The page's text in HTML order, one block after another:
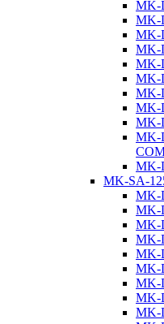
MK-
MK-
MK-
MK-
MK-
MK-
MK-
MK-
MK-
MK-
MK-
MK-SA-
MK-
MK-
MK-
MK-
MK-
MK-
MK-
MK-
MK-